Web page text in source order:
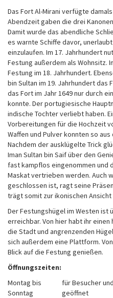
Das Fort Al-Mirani verfügte
Abendzeit gaben die drei
Damit wurde das abendliche
es warnte Schiffe davor,
einzulaufen. Im 17. Jahrhundert
Festung außerdem als Wohnsitz.
Festung im 18. Jahrhundert.
bin Sultan im 19. Jahrhundert das
das Fort im Jahr 1649 nur durch
konnte. Der portugiesische
indische Tochter verliebt haben.
Vorbereitungen für die Hochzeit
Waffen und Pulver konnten so
Nachdem der ausklügelte Trick
Iman Sultan bin Saif über den
fast kampflos eingenommen und
Maskat vertrieben werden. Auch
geschlossen ist, ragt seine
trägt somit zur ikonischen
Der Festungshügel im Westen ist
erreichbar. Von hier habt ihr
die Stadt und angrenzenden
sich außerdem eine Plattform.
Blick auf die Festung genießen.
Öffnungszeiten:
Montag bis
Sonntag
für Besucher
geöffnet